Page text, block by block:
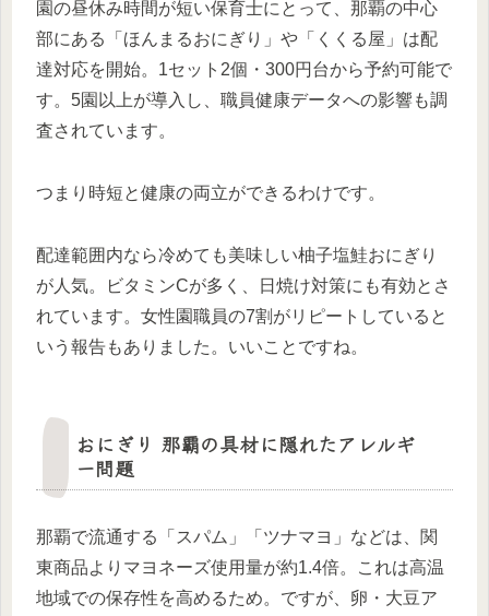
園の昼休み時間が短い保育士にとって、那覇の中心
部にある「ほんまるおにぎり」や「くくる屋」は配
達対応を開始。1セット2個・300円台から予約可能で
す。5園以上が導入し、職員健康データへの影響も調
査されています。
つまり時短と健康の両立ができるわけです。
配達範囲内なら冷めても美味しい柚子塩鮭おにぎり
が人気。ビタミンCが多く、日焼け対策にも有効とさ
れています。女性園職員の7割がリピートしていると
いう報告もありました。いいことですね。
おにぎり 那覇の具材に隠れたアレルギ
ー問題
那覇で流通する「スパム」「ツナマヨ」などは、関
東商品よりマヨネーズ使用量が約1.4倍。これは高温
地域での保存性を高めるため。ですが、卵・大豆ア